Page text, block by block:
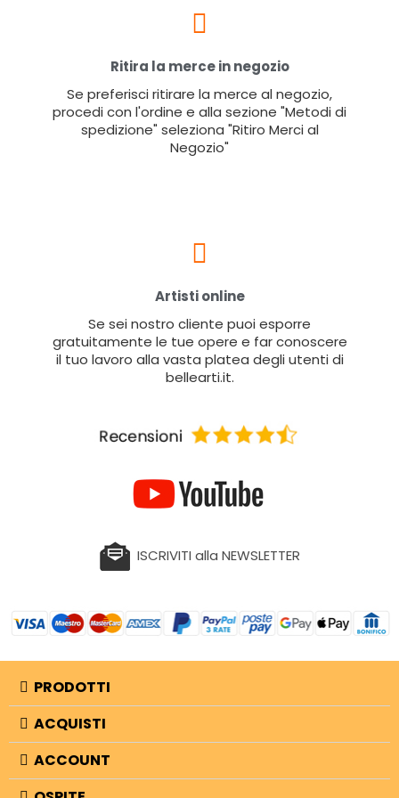
Ritira la merce in negozio
Se preferisci ritirare la merce al negozio,
procedi con l'ordine e alla sezione "Metodi di
spedizione" seleziona "Ritiro Merci al
Negozio"
Artisti online
Se sei nostro cliente puoi esporre
gratuitamente le tue opere e far conoscere
il tuo lavoro alla vasta platea degli utenti di
bellearti.it.
ISCRIVITI alla NEWSLETTER
PRODOTTI
ACQUISTI
ACCOUNT